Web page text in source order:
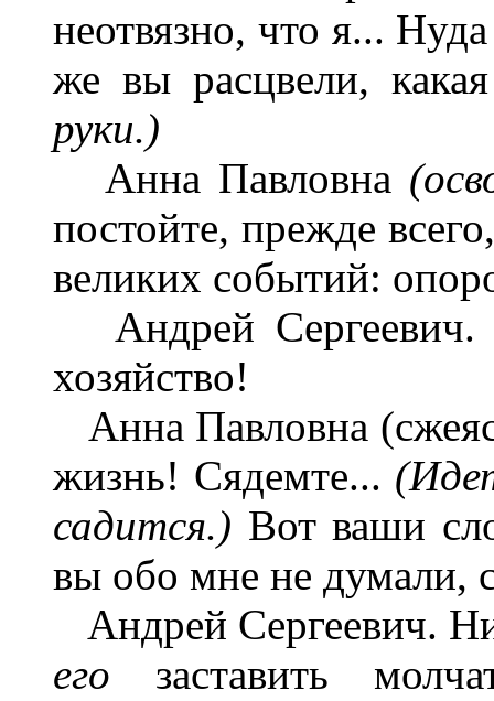
неотвязно, что я...
же вы расцвели,
руки.)
Анна Павловна
постойте, прежде
великих событий:
Андрей Сергеевич.
хозяйство!
Анна Павловна
жизнь! Сядемте...
садится.) Вот ваши
вы обо мне не думали,
Андрей Сергеевич.
его заставить